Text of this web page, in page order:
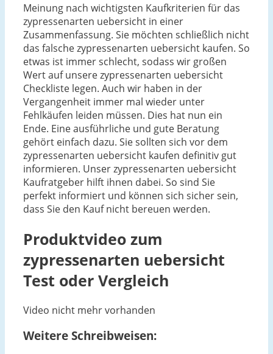
Meinung nach wichtigsten Kaufkriterien für das
zypressenarten uebersicht in einer
Zusammenfassung. Sie möchten schließlich nicht
das falsche zypressenarten uebersicht kaufen. So
etwas ist immer schlecht, sodass wir großen
Wert auf unsere zypressenarten uebersicht
Checkliste legen. Auch wir haben in der
Vergangenheit immer mal wieder unter
Fehlkäufen leiden müssen. Dies hat nun ein
Ende. Eine ausführliche und gute Beratung
gehört einfach dazu. Sie sollten sich vor dem
zypressenarten uebersicht kaufen definitiv gut
informieren. Unser zypressenarten uebersicht
Kaufratgeber hilft ihnen dabei. So sind Sie
perfekt informiert und können sich sicher sein,
dass Sie den Kauf nicht bereuen werden.
Produktvideo zum
zypressenarten uebersicht
Test oder Vergleich
Video nicht mehr vorhanden
Weitere Schreibweisen: